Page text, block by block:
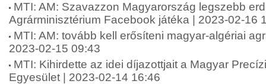
MTI: AM: Szavazzon Magyarország legszebb
Agrárminisztérium Facebook játéka | 2023-02-16
MTI: AM: tovább kell erősíteni magyar-algériai
2023-02-15 09:43
MTI: Kihirdette az idei díjazottjait a Magyar
Egyesület | 2023-02-14 16:46